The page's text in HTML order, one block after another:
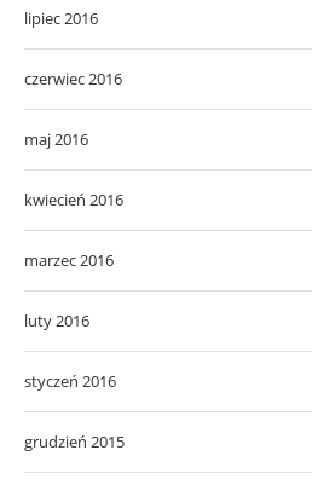
lipiec 2016
czerwiec 2016
maj 2016
kwiecień 2016
marzec 2016
luty 2016
styczeń 2016
grudzień 2015